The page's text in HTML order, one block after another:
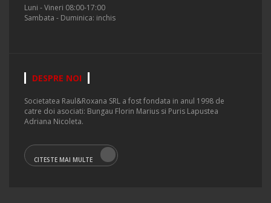
Luni - Vineri 08:00-17:00
Sambata - Duminica: inchis
DESPRE NOI
Societatea Raul&Roxana SRL a fost fondata in anul 1998 de
catre doi asociati: Bungau Florin Marius si Puris Lapustea
Adriana Nicoleta.
CITESTE MAI MULTE